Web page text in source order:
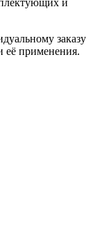
заказу
её применения.